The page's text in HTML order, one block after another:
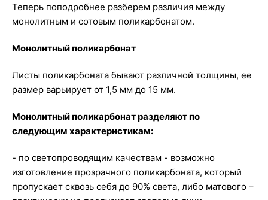
Теперь поподробнее разберем различия между
монолитным и сотовым поликарбонатом.
Монолитный поликарбонат
Листы поликарбоната бывают различной толщины, ее
размер варьирует от 1,5 мм до 15 мм.
Монолитный поликарбонат разделяют по
следующим характеристикам:
- по светопроводящим качествам - возможно
изготовление прозрачного поликарбоната, который
пропускает сквозь себя до 90% света, либо матового –